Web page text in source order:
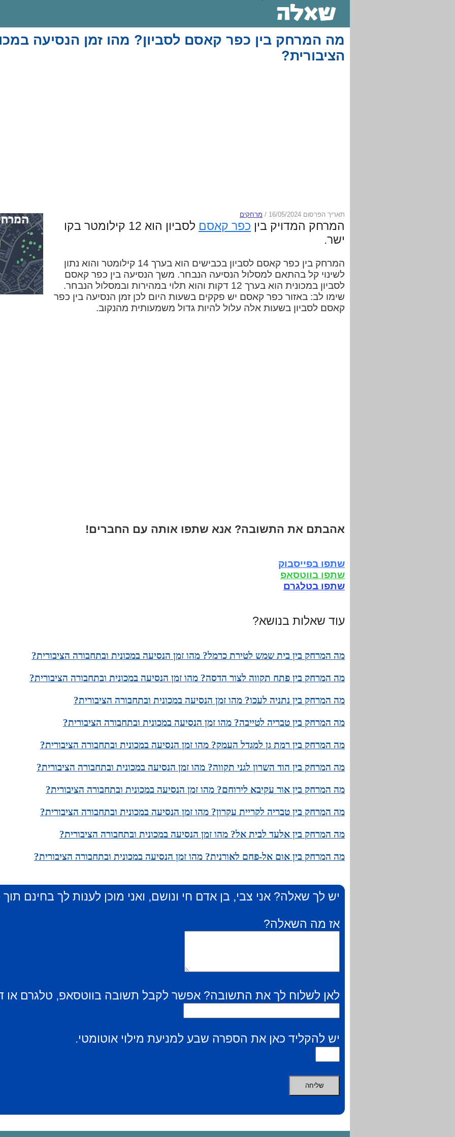
מה המרחק בין כפר קאסם לסביון? מהו זמן הנסיעה
הציבורית?
תאריך הפרסום 16/05/2024 / מרחקים
המרחק המדויק בין כפר קאסם
לסביון הוא 12 קילומטר בקו
ישר.
המרחק בין כפר קאסם לסביון בכבישים הוא בערך 14 קילומטר והוא נתון
לשינוי קל בהתאם למסלול הנסיעה הנבחר. משך הנסיעה בין כפר קאסם
לסביון במכונית הוא בערך 12 דקות והוא תלוי במהירות ובמסלול הנבחר.
שימו לב: באזור כפר קאסם יש פקקים בשעות היום לכן זמן הנסיעה בין כפר
קאסם לסביון בשעות אלה עלול להיות גדול משמעותית מהנקוב.
אהבתם את התשובה? אנא שתפו אותה עם החברים!
שתפו בפייסבוק
שתפו בווטסאפ
שתפו בטלגרם
עוד שאלות בנושא?
מה המרחק בין בית שמש לטירת כרמל? מהו זמן הנסיעה במכונית ובתחבורה הציבורית?
מה המרחק בין פתח תקווה לצור הדסה? מהו זמן הנסיעה במכונית ובתחבורה הציבורית?
מה המרחק בין נתניה לעכו? מהו זמן הנסיעה במכונית ובתחבורה הציבורית?
מה המרחק בין טבריה לטייבה? מהו זמן הנסיעה במכונית ובתחבורה הציבורית?
מה המרחק בין רמת גן למגדל העמק? מהו זמן הנסיעה במכונית ובתחבורה הציבורית?
מה המרחק בין הוד השרון לגני תקווה? מהו זמן הנסיעה במכונית ובתחבורה הציבורית?
מה המרחק בין אור עקיבא לירוחם? מהו זמן הנסיעה במכונית ובתחבורה הציבורית?
מה המרחק בין טבריה לקריית עקרון? מהו זמן הנסיעה במכונית ובתחבורה הציבורית?
מה המרחק בין אלעד לבית אל? מהו זמן הנסיעה במכונית ובתחבורה הציבורית?
מה המרחק בין אום אל-פחם לאורנית? מהו זמן הנסיעה במכונית ובתחבורה הציבורית?
יש לך שאלה? אני צבי, בן אדם חי ונושם, ואני מוכן לענות לך בחינם
אז מה השאלה?
לאן לשלוח לך את התשובה? אפשר לקבל תשובה בווטסאפ, טלגרם או
יש להקליד כאן את הספרה שבע למניעת מילוי אוטומטי.